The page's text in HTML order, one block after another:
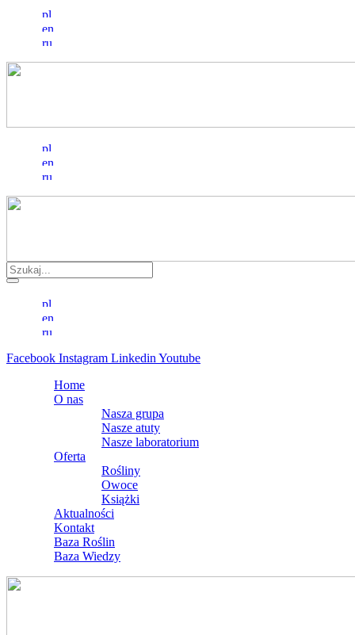
Facebook Instagram Linkedin Youtube
Home
O nas
Nasza grupa
Nasze atuty
Nasze laboratorium
Oferta
Rośliny
Owoce
Książki
Aktualności
Kontakt
Baza Roślin
Baza Wiedzy